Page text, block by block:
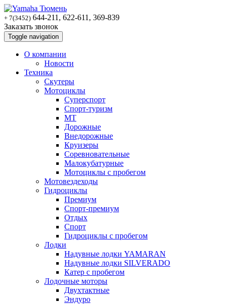
+ 7(3452) 644-211, 622-611, 369-839
Заказать звонок
Toggle navigation
О компании
Новости
Техника
Скутеры
Мотоциклы
Суперспoрт
Спорт-туризм
MT
Дорожные
Внедорожные
Круизеры
Соревновательные
Малокубатурные
Мотоциклы с пробегом
Мотовездеходы
Гидроциклы
Премиум
Спорт-премиум
Отдых
Спорт
Гидроциклы с пробегом
Лодки
Надувные лодки YAMARAN
Надувные лодки SILVERADO
Катер с пробегом
Лодочные моторы
Двухтактные
Эндуро